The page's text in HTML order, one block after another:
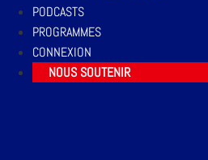
PODCASTS
PROGRAMMES
CONNEXION
NOUS SOUTENIR